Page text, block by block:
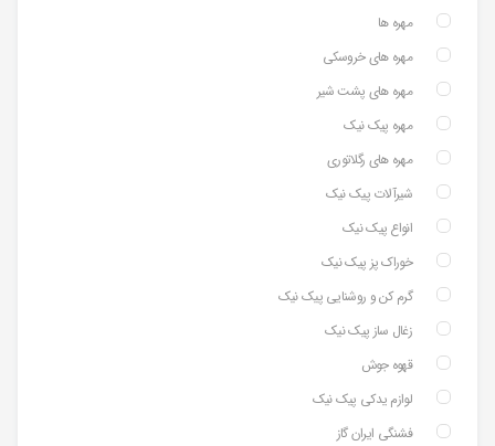
مهره ها
مهره های خروسکی
مهره های پشت شیر
مهره پیک نیک
مهره های رگلاتوری
شیرآلات پیک نیک
انواع پیک نیک
خوراک پز پیک نیک
گرم کن و روشنایی پیک نیک
زغال ساز پیک نیک
قهوه جوش
لوازم یدکی پیک نیک
فشنگی ایران گاز